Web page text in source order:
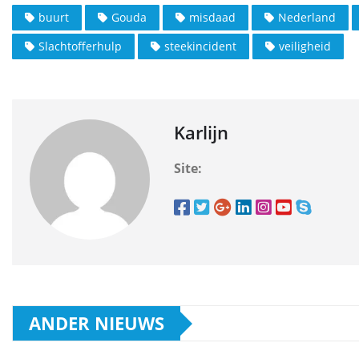
buurt Gouda misdaad Nederland
Slachtofferhulp
steekincident veiligheid
Karlijn
Site:
ANDER NIEUWS